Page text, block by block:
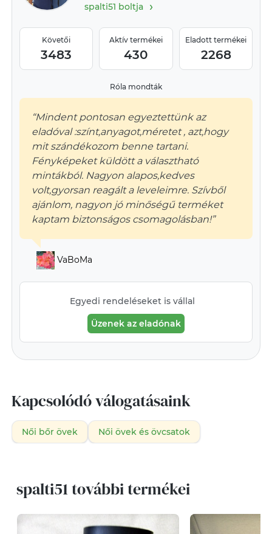
spalti51 boltja›
Követői
3483
Aktív termékei
430
Eladott termékei
2268
Róla mondták
“Mindent pontosan egyeztettünk az
eladóval :színt,anyagot,méretet , azt,hogy
mit szándékozom benne tartani.
Fényképeket küldött a választható
mintákból. Nagyon alapos,kedves
volt,gyorsan reagált a leveleimre. Szívből
ajánlom, nagyon jó minőségű terméket
kaptam biztonságos csomagolásban!”
VaBoMa
Egyedi rendeléseket is vállal
Üzenek az eladónak
Kapcsolódó válogatásaink
Női bőr övek Női övek és övcsatok
spalti51 további termékei